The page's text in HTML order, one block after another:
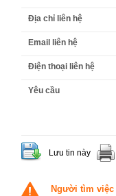
Địa chỉ liên hệ
Email liên hệ
Điện thoại liên hệ
Yêu cầu
Lưu tin này
Người tìm việc